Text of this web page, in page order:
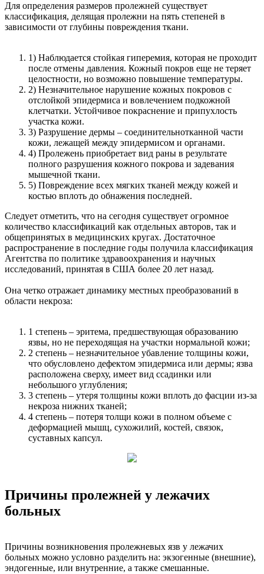
Для определения размеров пролежней существует
классификация, делящая пролежни на пять степеней в
зависимости от глубины повреждения ткани.
1) Наблюдается стойкая гиперемия, которая не проходит
после отмены давления. Кожный покров еще не теряет
целостности, но возможно повышение температуры.
2) Незначительное нарушение кожных покровов с
отслойкой эпидермиса и вовлечением подкожной
клетчатки. Устойчивое покраснение и припухлость
участка кожи.
3) Разрушение дермы – соединительнотканной части
кожи, лежащей между эпидермисом и органами.
4) Пролежень приобретает вид раны в результате
полного разрушения кожного покрова и задевания
мышечной ткани.
5) Повреждение всех мягких тканей между кожей и
костью вплоть до обнажения последней.
Следует отметить, что на сегодня существует огромное
количество классификаций как отдельных авторов, так и
общепринятых в медицинских кругах. Достаточное
распространение в последние годы получила классификация
Агентства по политике здравоохранения и научных
исследований, принятая в США более 20 лет назад.
Она четко отражает динамику местных преобразований в
области некроза:
1 степень – эритема, предшествующая образованию
язвы, но не переходящая на участки нормальной кожи;
2 степень – незначительное убавление толщины кожи,
что обусловлено дефектом эпидермиса или дермы; язва
расположена сверху, имеет вид ссадинки или
небольшого углубления;
3 степень – утеря толщины кожи вплоть до фасции из-за
некроза нижних тканей;
4 степень – потеря толщи кожи в полном объеме с
деформацией мышц, сухожилий, костей, связок,
суставных капсул.
Причины пролежней у лежачих
больных
Причины возникновения пролежневых язв у лежачих
больных можно условно разделить на: экзогенные (внешние),
эндогенные, или внутренние, а также смешанные.